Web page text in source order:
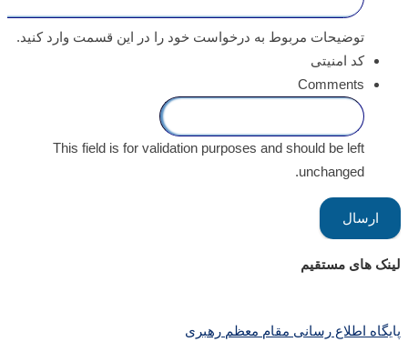
توضیحات مربوط به درخواست خود را در این قسمت وارد کنید.
کد امنیتی
Comments
This field is for validation purposes and should be left
unchanged.
لینک های مستقیم
پایگاه اطلاع رسانی مقام معظم رهبری